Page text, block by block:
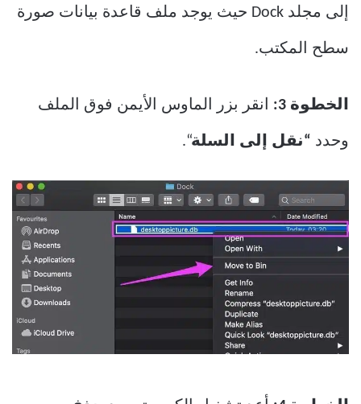
إلى مجلد Dock حيث يوجد ملف قاعدة بيانات صورة
سطح المكتب.
الخطوة 3: انقر بزر الماوس الأيمن فوق الملف
وحدد “نقل إلى السلة“.